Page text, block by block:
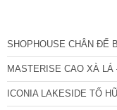
SHOPHOUSE CHÂN ĐẾ
MASTERISE CAO XÀ
ICONIA LAKESIDE TỐ